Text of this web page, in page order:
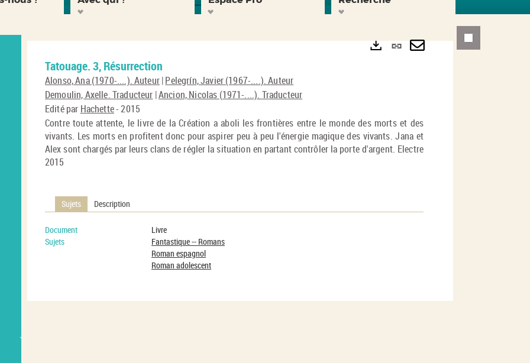
Tatouage. 3, Résurrection
Alonso, Ana (1970-....). Auteur|Pelegrín, Javier (1967-....). Auteur
Demoulin, Axelle. Traducteur |Ancion, Nicolas (1971-....). Traducteur
Edité par Hachette- 2015
Contre toute attente, le livre de la Création a aboli les frontières entre le monde des morts et des
vivants. Les morts en profitent donc pour aspirer peu à peu l'énergie magique des vivants. Jana et
Alex sont chargés par leurs clans de régler la situation en partant contrôler la porte d'argent. Electre
2015
Sujets Description
Document
Livre
Sujets
Fantastique -- Romans
Roman espagnol
Roman adolescent
Lien